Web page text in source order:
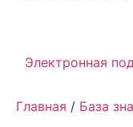
Электронная
Главная / База